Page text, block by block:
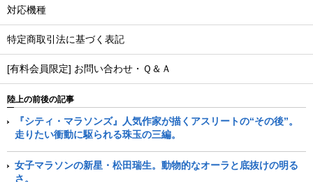
対応機種
特定商取引法に基づく表記
[有料会員限定] お問い合わせ・Ｑ＆Ａ
陸上の前後の記事
『シティ・マラソンズ』人気作家が描くアスリートの“その後”。
走りたい衝動に駆られる珠玉の三編。
女子マラソンの新星・松田瑞生。動物的なオーラと底抜けの明る
さ。